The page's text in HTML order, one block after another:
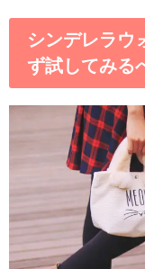
シンデレラウ
ず試してみる